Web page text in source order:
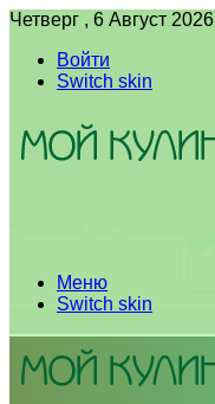
Четверг , 6 Август 2026
Войти
Switch skin
Меню
Switch skin